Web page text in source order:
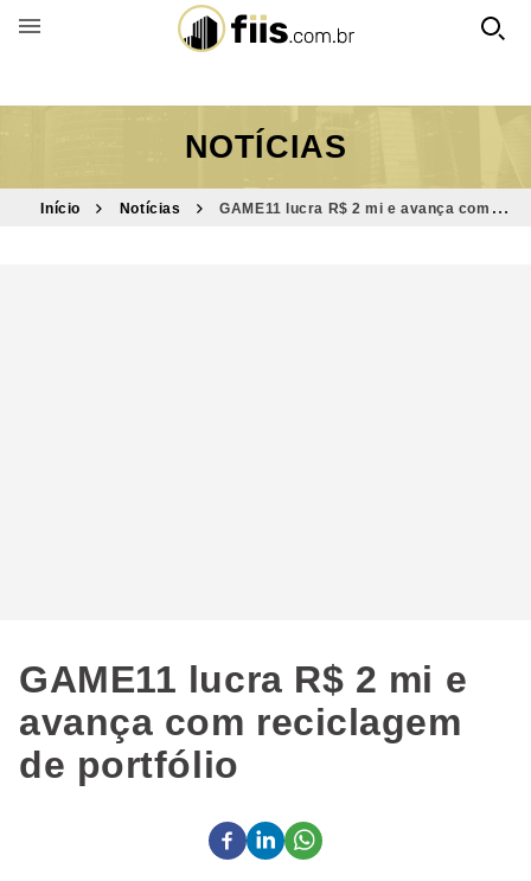
BUSCAR POR FUNDO
NOTÍCIAS
Início Notícias
GAME11 lucra R$ 2 mi e avança com
GAME11 lucra R$ 2 mi e
avança com reciclagem
de portfólio